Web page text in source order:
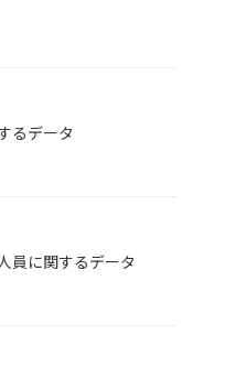
るデータ
員に関するデータ